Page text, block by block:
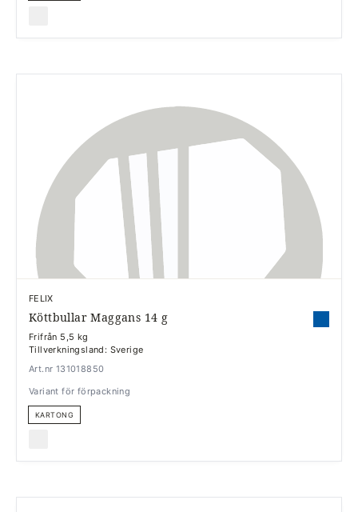
FELIX
Köttbullar Maggans 14 g
Frifrån 5,5 kg
Tillverkningsland: Sverige
Art.nr 131018850
Variant för förpackning
KARTONG